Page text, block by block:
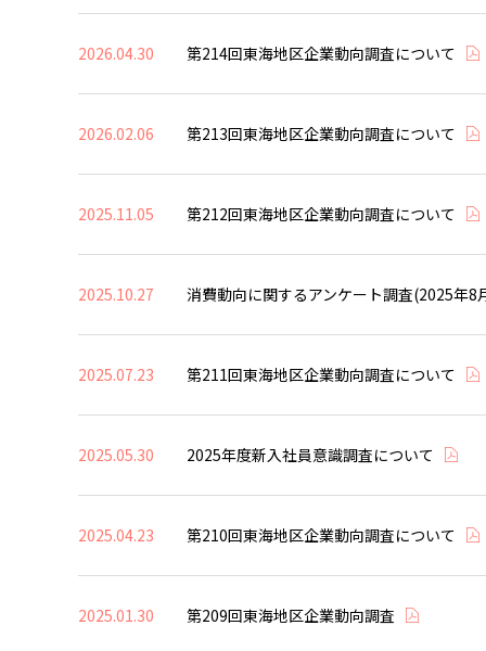
2026.04.30 第214回東海地区企業動向調査について
2026.02.06 第213回東海地区企業動向調査について
2025.11.05 第212回東海地区企業動向調査について
2025.10.27 消費動向に関するアンケート調査(2025年8
2025.07.23 第211回東海地区企業動向調査について
2025.05.30 2025年度新入社員意識調査について
2025.04.23 第210回東海地区企業動向調査について
2025.01.30 第209回東海地区企業動向調査